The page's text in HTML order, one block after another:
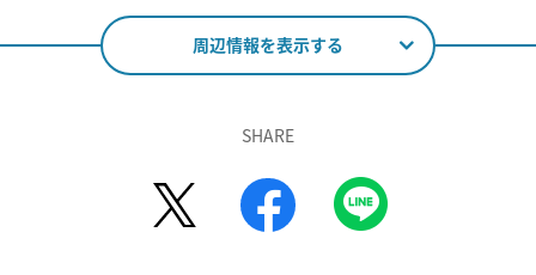
周辺情報を表示する
SHARE